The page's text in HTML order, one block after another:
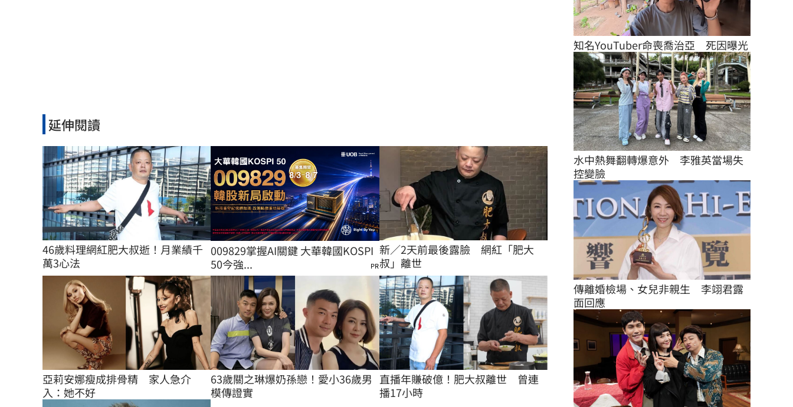
延伸閱讀
46歲料理網紅肥大叔逝！月業績千
萬3心法
009829掌握AI關鍵 大華韓國KOSPI
50今強...
PR
新／2天前最後露臉　網紅「肥大
叔」離世
亞莉安娜瘦成排骨精　家人急介
入：她不好
63歲關之琳爆奶孫戀！愛小36歲男
模傳證實
直播年賺破億！肥大叔離世　曾連
播17小時
知名YouTuber命喪喬治亞　死因曝光
水中熱舞翻轉爆意外　李雅英當場失
控變臉
傳離婚檢場、女兒非親生　李翊君露
面回應